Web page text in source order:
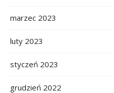
marzec 2023
luty 2023
styczeń 2023
grudzień 2022